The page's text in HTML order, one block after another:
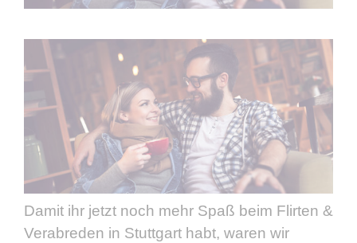
Damit ihr jetzt noch mehr Spaß beim Flirten &
Verabreden in Stuttgart habt, waren wir